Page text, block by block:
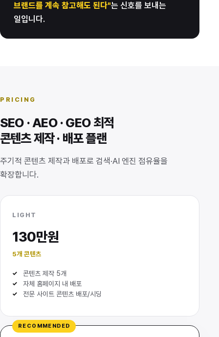
브랜드를 계속 참고해도 된다"는 신호를 보내는
일입니다.
PRICING
SEO · AEO · GEO 최적
콘텐츠 제작 · 배포 플랜
주기적 콘텐츠 제작과 배포로 검색·AI 엔진 점유율을
확장합니다.
LIGHT
130만원
5개 콘텐츠
콘텐츠 제작 5개
자체 홈페이지 내 배포
전문 사이트 콘텐츠 배포/시딩
RECOMMENDED